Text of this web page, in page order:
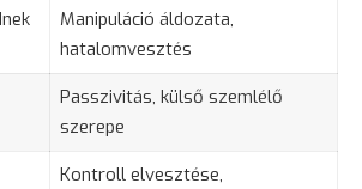
Manipuláció áldozata,
hatalomvesztés
Passzivitás, külső szemlélő
szerepe
Kontroll elvesztése,